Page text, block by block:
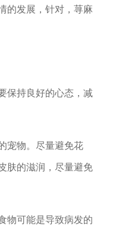
的发展，针对，荨麻
保持良好的心态，减
宠物。尽量避免花
肤的滋润，尽量避免
物可能是导致病发的